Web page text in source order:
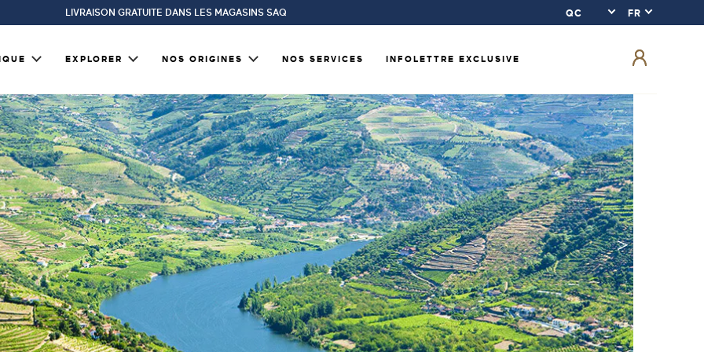
LIVRAISON GRATUITE DANS LES MAGASINS SAQ
EXPLORER NOS ORIGINES NOS SERVICES INFOLETTRE EXCLUSIVE